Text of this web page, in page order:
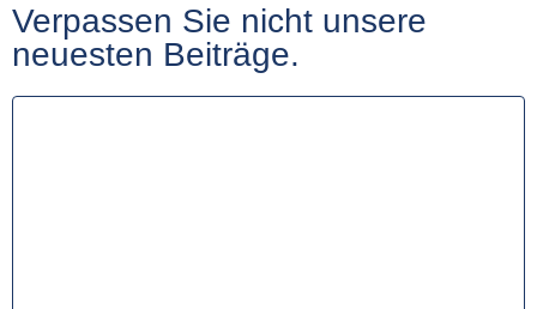
Verpassen Sie nicht unsere
neuesten Beiträge.